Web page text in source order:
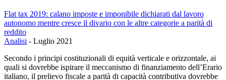
Flat tax 2019: calano imposte e imponibile dichiarati dal lavoro
autonomo mentre cresce il divario con le altre categorie a parità di
reddito
Analisi - Luglio 2021
Secondo i principi costituzionali di equità verticale e orizzontale, ai
quali si dovrebbe ispirare il meccanismo di finanziamento dell’Erario
italiano, il prelievo fiscale a parità di capacità contributiva dovrebbe